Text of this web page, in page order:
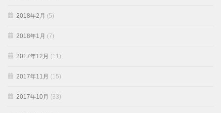
2018年2月 (5)
2018年1月 (7)
2017年12月 (11)
2017年11月 (15)
2017年10月 (33)